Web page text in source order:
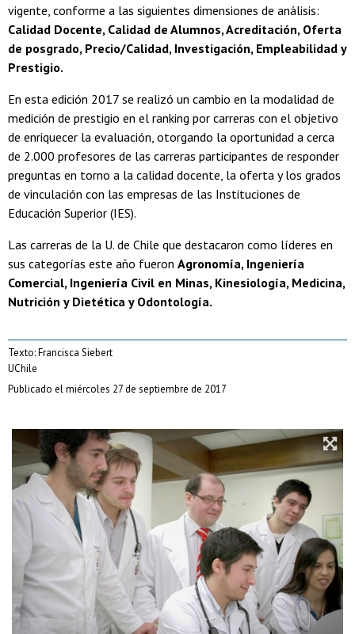
vigente, conforme a las siguientes dimensiones de análisis:
Calidad Docente, Calidad de Alumnos, Acreditación, Oferta
de posgrado, Precio/Calidad, Investigación, Empleabilidad y
Prestigio.
En esta edición 2017 se realizó un cambio en la modalidad de
medición de prestigio en el ranking por carreras con el objetivo
de enriquecer la evaluación, otorgando la oportunidad a cerca
de 2.000 profesores de las carreras participantes de responder
preguntas en torno a la calidad docente, la oferta y los grados
de vinculación con las empresas de las Instituciones de
Educación Superior (IES).
Las carreras de la U. de Chile que destacaron como líderes en
sus categorías este año fueron Agronomía, Ingeniería
Comercial, Ingeniería Civil en Minas, Kinesiología, Medicina,
Nutrición y Dietética y Odontología.
Texto: Francisca Siebert
UChile
Publicado el miércoles 27 de septiembre de 2017